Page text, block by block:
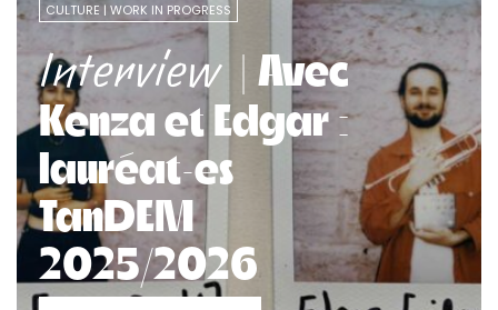
CULTURE WORK IN PROGRESS
Interview | Avec
Kenza et Edgar :
lauréat·es
TanDEM
2025/2026